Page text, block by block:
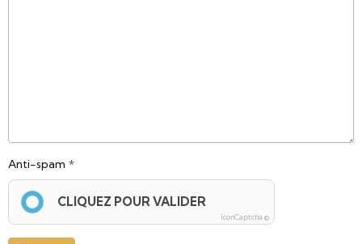
Anti-spam
CLIQUEZ POUR VALIDER
IconCaptcha ©